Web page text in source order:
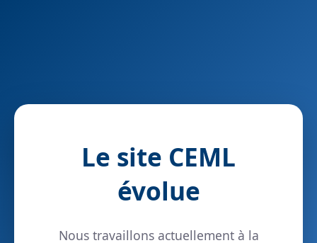
Le site CEML
évolue
Nous travaillons actuellement à la